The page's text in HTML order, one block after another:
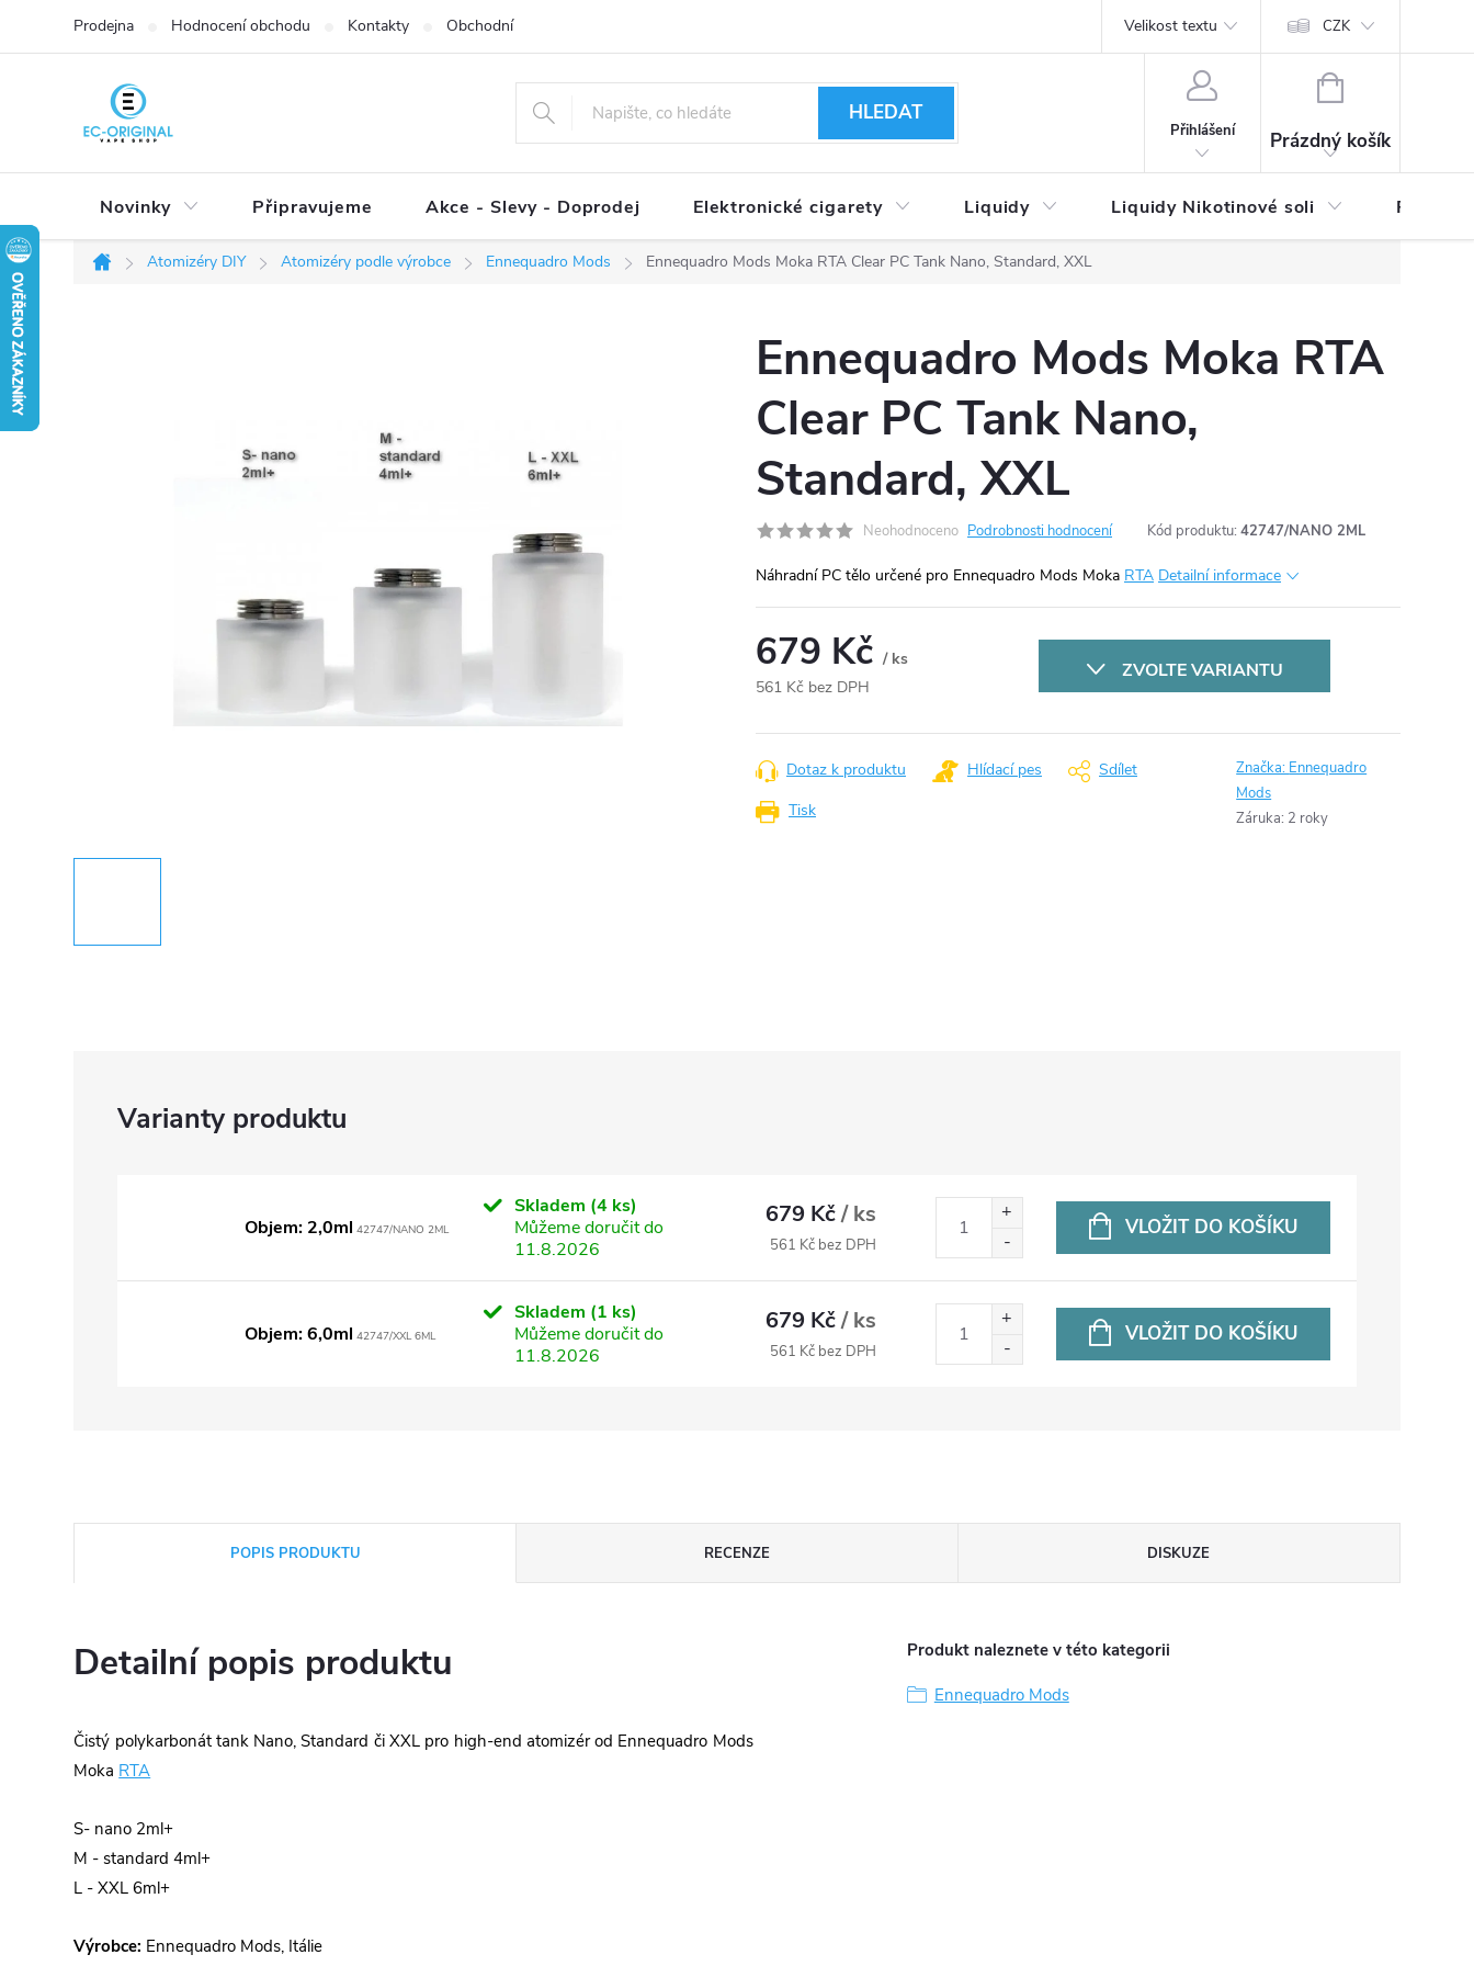
Prodejna Hodnocení obchodu Kontakty Obchodní podmínky Reklamační řád Vrácení zboží a reklamace
Velikost textu CZK
HLEDAT
Přihlášení
NÁKUPNÍ
Prázdný košík
Novinky Připravujeme Akce - Slevy - Doprodej Elektronické cigarety Liquidy Liquidy Nikotinové soli
Domů
Atomizéry DIY Atomizéry podle výrobce Ennequadro Mods Ennequadro Mods Moka RTA Clear PC Tank Nano, Standard, XXL
Ennequadro Mods Moka RTA
Clear PC Tank Nano,
Standard, XXL
Neohodnoceno Podrobnosti hodnocení Kód produktu: 42747/NANO 2ML
Náhradní PC tělo určené pro Ennequadro Mods Moka RTA Detailní informace
679 Kč / ks
561 Kč bez DPH
cena:
ZVOLTE VARIANTU
Tisk
Dotaz k produktu Hlídací pes Sdílet Značka: Ennequadro
Mods
Záruka: 2 roky
Objem: 2,0ml 42747/NANO 2ML
Skladem (4 ks)
Můžeme doručit do
11.8.2026
679 Kč/ ks
561 Kč bez DPH
VLOŽIT DO KOŠÍKU
Objem: 6,0ml 42747/XXL 6ML
Skladem (1 ks)
Můžeme doručit do
11.8.2026
679 Kč/ ks
561 Kč bez DPH
VLOŽIT DO KOŠÍKU
POPIS PRODUKTU RECENZE DISKUZE
Detailní popis produktu
Čistý polykarbonát tank Nano, Standard či XXL pro high-end atomizér od Ennequadro Mods
Moka RTA
S- nano 2ml+
M - standard 4ml+
L - XXL 6ml+
Výrobce: Ennequadro Mods, Itálie
Produkt naleznete v této kategorii
Ennequadro Mods